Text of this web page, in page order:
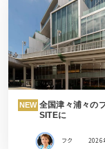
NEW 全国津々浦々の
SITEに
フク 2026